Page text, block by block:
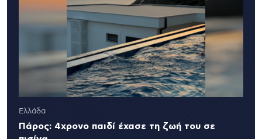
Ελλάδα
Πάρος: 4χρονο παιδί έχασε τη ζωή του σε